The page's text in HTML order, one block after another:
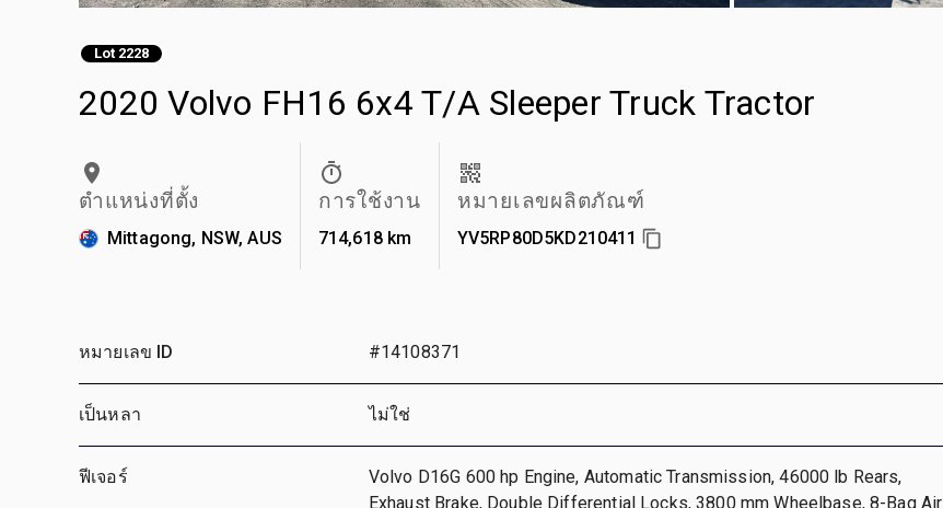
Lot 2228
2020 Volvo FH16 6x4 T/A Sleeper Truck Tractor
ตำแหน่งที่ตั้ง
Mittagong, NSW, AUS
การใช้งาน
714,618 km
หมายเลขผลิตภัณฑ์
YV5RP80D5KD210411
หมายเลข ID #14108371
เป็นหลา ไม่ใช่
ฟีเจอร์
Volvo D16G 600 hp Engine, Automatic Transmission, 46000 lb Rears,
Exhaust Brake, Double Differential Locks, 3800 mm Wheelbase, 8-Bag Air